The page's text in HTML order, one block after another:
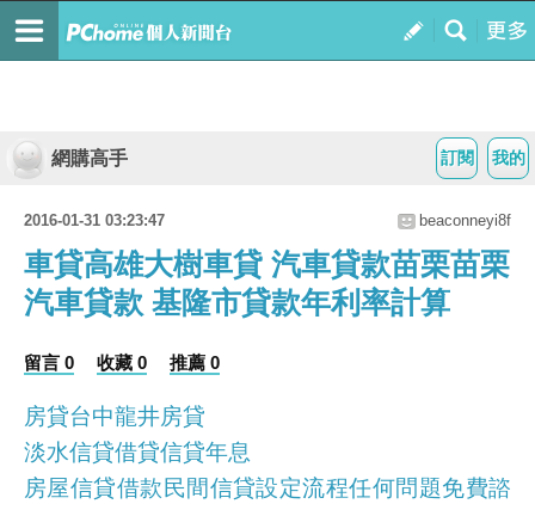
我的
訂閱
網購高手
2016-01-31 03:23:47 beaconneyi8f
車貸高雄大樹車貸 汽車貸款苗栗苗栗
汽車貸款 基隆市貸款年利率計算
留言 0 收藏 0 推薦 0
房貸台中龍井房貸
淡水信貸借貸信貸年息
房屋信貸借款民間信貸設定流程任何問題免費諮